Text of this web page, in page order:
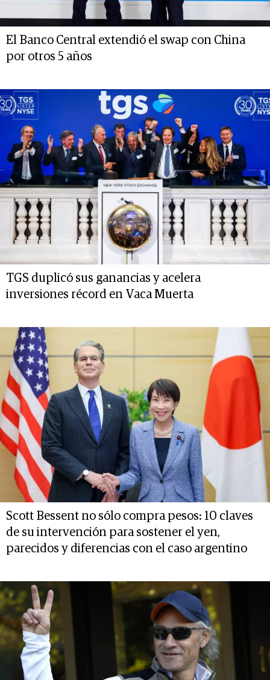
El Banco Central extendió el swap con China
por otros 5 años
TGS duplicó sus ganancias y acelera
inversiones récord en Vaca Muerta
Scott Bessent no sólo compra pesos: 10 claves
de su intervención para sostener el yen,
parecidos y diferencias con el caso argentino